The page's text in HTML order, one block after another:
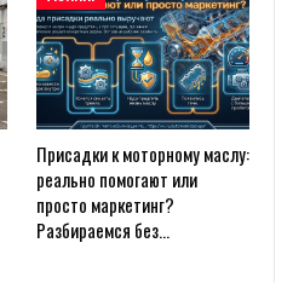
Присадки к моторному маслу:
реально помогают или
просто маркетинг?
Разбираемся без…